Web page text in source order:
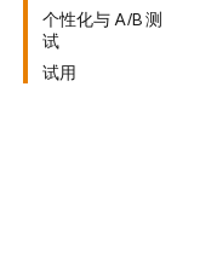
个性化与 A/B 测
试
试用